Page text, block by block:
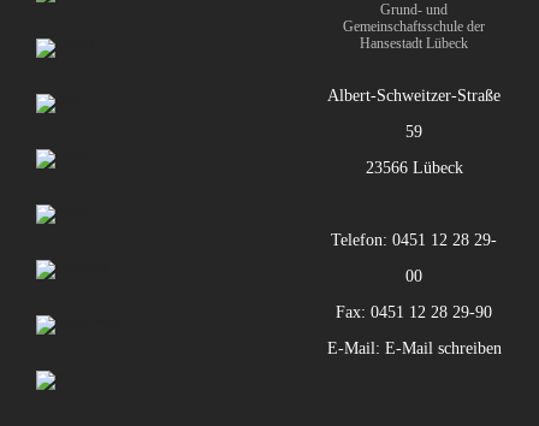
Grund- und
Gemeinschaftsschule der
Hansestadt Lübeck
Albert-Schweitzer-Straße
59
23566 Lübeck
Telefon: 0451 12 28 29-
00
Fax: 0451 12 28 29-90
E-Mail: E-Mail schreiben